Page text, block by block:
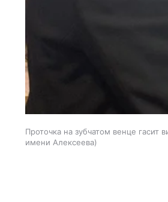
Проточка на зубчатом венце
имени Алексеева